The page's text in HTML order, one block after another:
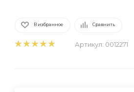
В избранное Сравнить
Артикул: 0012271